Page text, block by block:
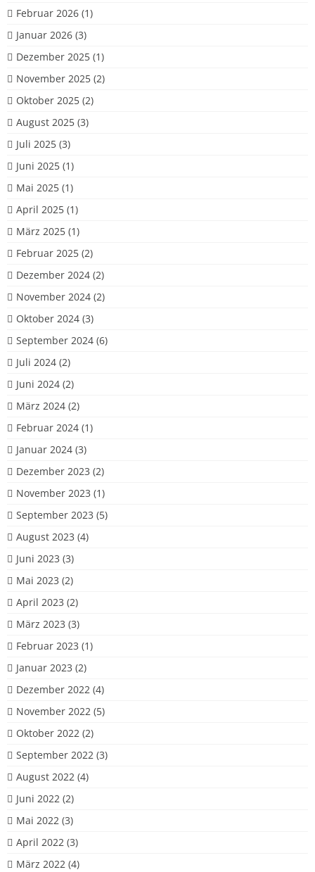
Februar 2026 (1)
Januar 2026 (3)
Dezember 2025 (1)
November 2025 (2)
Oktober 2025 (2)
August 2025 (3)
Juli 2025 (3)
Juni 2025 (1)
Mai 2025 (1)
April 2025 (1)
März 2025 (1)
Februar 2025 (2)
Dezember 2024 (2)
November 2024 (2)
Oktober 2024 (3)
September 2024 (6)
Juli 2024 (2)
Juni 2024 (2)
März 2024 (2)
Februar 2024 (1)
Januar 2024 (3)
Dezember 2023 (2)
November 2023 (1)
September 2023 (5)
August 2023 (4)
Juni 2023 (3)
Mai 2023 (2)
April 2023 (2)
März 2023 (3)
Februar 2023 (1)
Januar 2023 (2)
Dezember 2022 (4)
November 2022 (5)
Oktober 2022 (2)
September 2022 (3)
August 2022 (4)
Juni 2022 (2)
Mai 2022 (3)
April 2022 (3)
März 2022 (4)